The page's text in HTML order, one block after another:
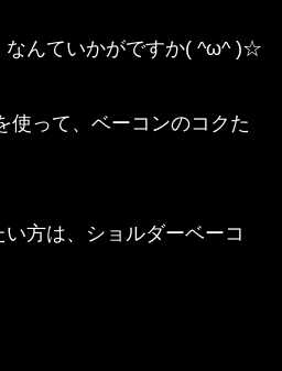
なんていかがですか( ^ω^ )☆
使って、ベーコンのコクた
方は、ショルダーベーコ